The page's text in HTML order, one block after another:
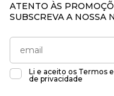
ATENTO ÀS
SUBSCREVA A NOSSA
Li e aceito os Termos
de privacidade